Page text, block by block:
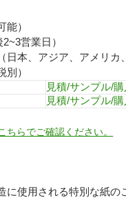
）
営業日）
本、アジア、アメリカ
）
見積/サンプル/
見積/サンプル/
ちらでご確認ください。
に使用される特別な紙